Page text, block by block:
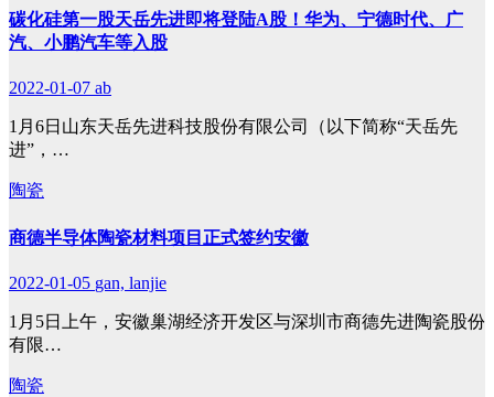
碳化硅第一股天岳先进即将登陆A股！华为、宁德时代、广
汽、小鹏汽车等入股
2022-01-07 ab
1月6日山东天岳先进科技股份有限公司（以下简称“天岳先
进”，…
陶瓷
商德半导体陶瓷材料项目正式签约安徽
2022-01-05 gan, lanjie
1月5日上午，安徽巢湖经济开发区与深圳市商德先进陶瓷股份
有限…
陶瓷